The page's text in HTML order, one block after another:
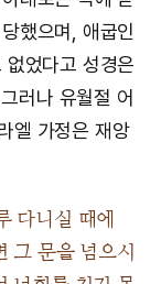
했으며, 애굽인
었다고 성경은
러나 유월절 어
엘 가정은 재앙
다니실 때에
그 문을 넘으시